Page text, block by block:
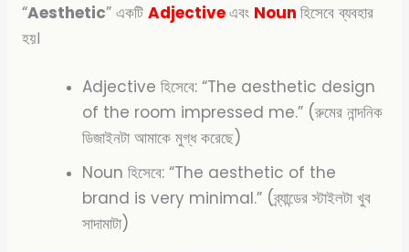
“Aesthetic” একটি Adjectiveএবং Noun হিসেবে ব্যবহার
হয়।
Adjective হিসেবে: “The aesthetic design
of the room impressed me.” (রুমের নান্দনিক
ডিজাইনটা আমাকে মুগ্ধ করেছে)
Noun হিসেবে: “The aesthetic of the
brand is very minimal.” (ব্র্যান্ডের স্টাইলটা খুব
সাদামাটা)